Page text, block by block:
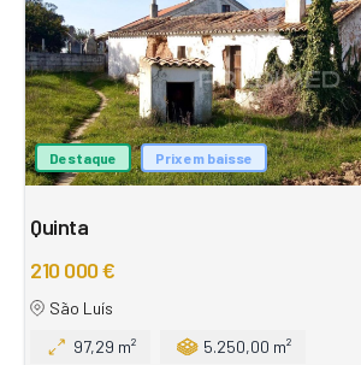
Destaque Prix em baisse
Quinta
210 000 €
São Luís
97,29 m²
5.250,00 m²